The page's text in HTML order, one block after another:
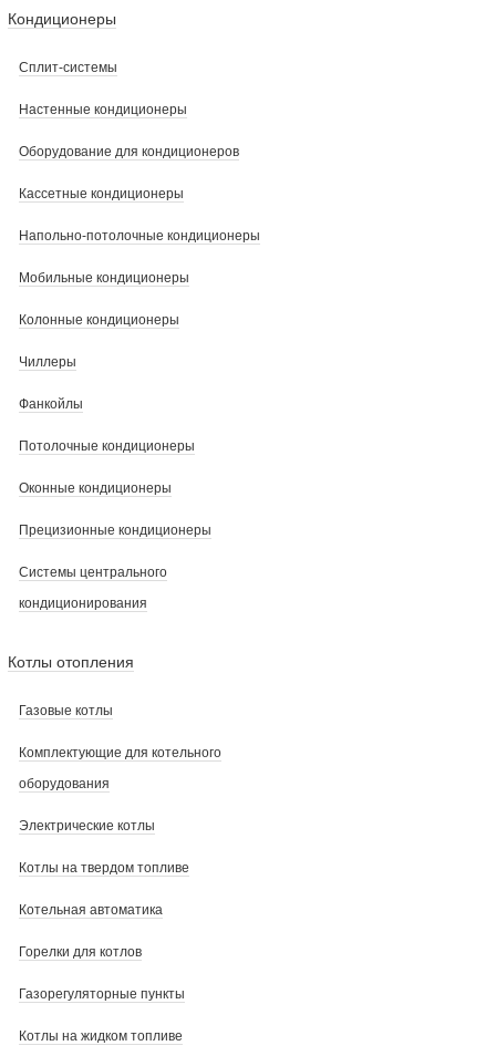
Кондиционеры
Сплит-системы
Настенные кондиционеры
Оборудование для кондиционеров
Кассетные кондиционеры
Напольно-потолочные кондиционеры
Мобильные кондиционеры
Колонные кондиционеры
Чиллеры
Фанкойлы
Потолочные кондиционеры
Оконные кондиционеры
Прецизионные кондиционеры
Системы центрального
кондиционирования
Котлы отопления
Газовые котлы
Комплектующие для котельного
оборудования
Электрические котлы
Котлы на твердом топливе
Котельная автоматика
Горелки для котлов
Газорегуляторные пункты
Котлы на жидком топливе